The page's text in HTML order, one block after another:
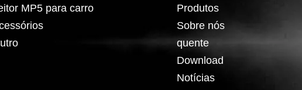
MP5 para carro
Produtos
Sobre nós
quente
Download
Notícias